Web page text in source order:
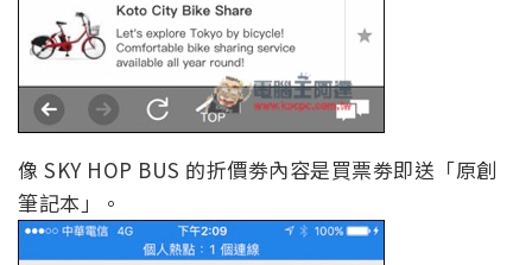
像 SKY HOP BUS 的折價劵內容是買票劵即送「原創
筆記本」。